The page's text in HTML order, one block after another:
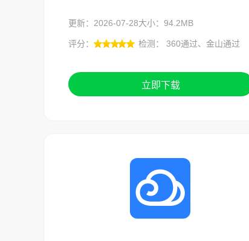
更新：2026-07-28大小：94.2MB
评分： 检测： 360通过、金山通过
立即下载